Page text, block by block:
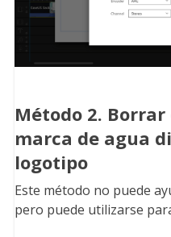
Método 2.
marca de agua
logotipo
Este método no puede
pero puede utilizarse